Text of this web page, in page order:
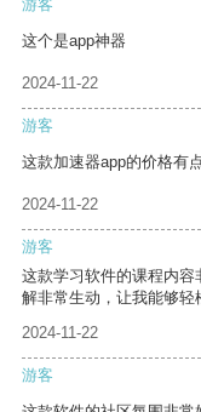
游客
这个是app神器
2024-11-22
游客
这款加速器app的价格有
2024-11-22
游客
这款学习软件的课程内
解非常生动，让我能够轻
2024-11-22
游客